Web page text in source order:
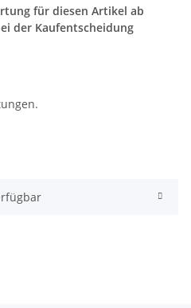
für diesen Artikel ab
der Kaufentscheidung